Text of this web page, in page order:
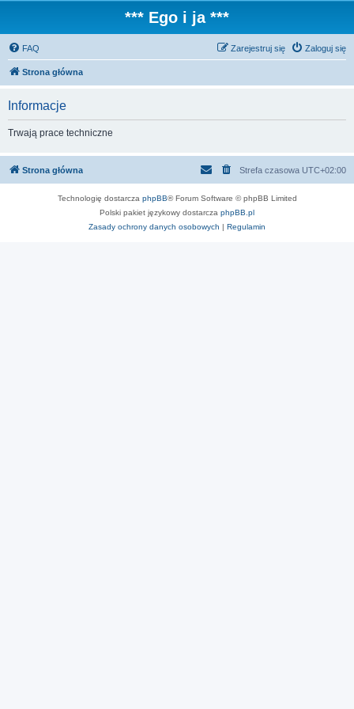
*** Ego i ja ***
FAQ Zaloguj się
Zarejestruj się
Strona główna
Informacje
Trwają prace techniczne
Strona główna Strefa czasowa UTC+02:00
Technologię dostarcza phpBB® Forum Software © phpBB Limited
Polski pakiet językowy dostarcza phpBB.pl
Zasady ochrony danych osobowych | Regulamin